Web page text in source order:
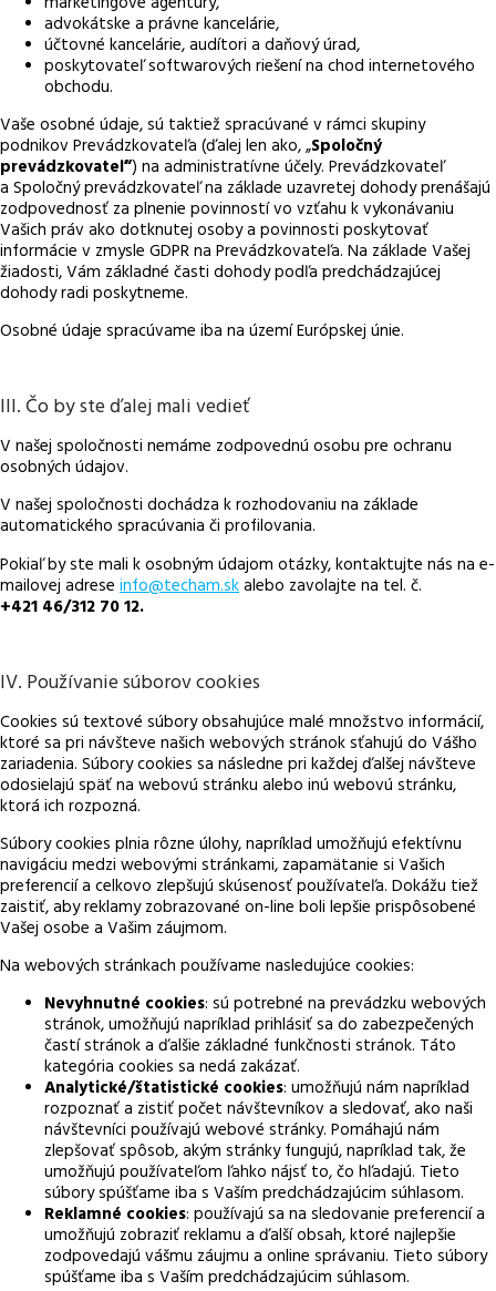
advokátske a právne kancelárie,
účtovné kancelárie, audítori a daňový úrad,
poskytovateľ softwarových riešení na chod internetového
obchodu.
Vaše osobné údaje, sú taktiež spracúvané v rámci skupiny
podnikov Prevádzkovateľa (ďalej len ako, „Spoločný
prevádzkovateľ“) na administratívne účely. Prevádzkovateľ
a Spoločný prevádzkovateľ na základe uzavretej dohody prenášajú
zodpovednosť za plnenie povinností vo vzťahu k vykonávaniu
Vašich práv ako dotknutej osoby a povinnosti poskytovať
informácie v zmysle GDPR na Prevádzkovateľa. Na základe Vašej
žiadosti, Vám základné časti dohody podľa predchádzajúcej
dohody radi poskytneme.
Osobné údaje spracúvame iba na území Európskej únie.
III. Čo by ste ďalej mali vedieť
V našej spoločnosti nemáme zodpovednú osobu pre ochranu
osobných údajov.
V našej spoločnosti dochádza k rozhodovaniu na základe
automatického spracúvania či profilovania.
Pokiaľ by ste mali k osobným údajom otázky, kontaktujte nás na e-
mailovej adrese info@techam.skalebo zavolajte na tel. č.
+421 46/312 70 12.
IV. Používanie súborov cookies
Cookies sú textové súbory obsahujúce malé množstvo informácií,
ktoré sa pri návšteve našich webových stránok sťahujú do Vášho
zariadenia. Súbory cookies sa následne pri každej ďalšej návšteve
odosielajú späť na webovú stránku alebo inú webovú stránku,
ktorá ich rozpozná.
Súbory cookies plnia rôzne úlohy, napríklad umožňujú efektívnu
navigáciu medzi webovými stránkami, zapamätanie si Vašich
preferencií a celkovo zlepšujú skúsenosť používateľa. Dokážu tiež
zaistiť, aby reklamy zobrazované on-line boli lepšie prispôsobené
Vašej osobe a Vašim záujmom.
Na webových stránkach používame nasledujúce cookies:
Nevyhnutné cookies: sú potrebné na prevádzku webových
stránok, umožňujú napríklad prihlásiť sa do zabezpečených
častí stránok a ďalšie základné funkčnosti stránok. Táto
kategória cookies sa nedá zakázať.
Analytické/štatistické cookies: umožňujú nám napríklad
rozpoznať a zistiť počet návštevníkov a sledovať, ako naši
návštevníci používajú webové stránky. Pomáhajú nám
zlepšovať spôsob, akým stránky fungujú, napríklad tak, že
umožňujú používateľom ľahko nájsť to, čo hľadajú. Tieto
súbory spúšťame iba s Vaším predchádzajúcim súhlasom.
Reklamné cookies: používajú sa na sledovanie preferencií a
umožňujú zobraziť reklamu a ďalší obsah, ktoré najlepšie
zodpovedajú vášmu záujmu a online správaniu. Tieto súbory
spúšťame iba s Vaším predchádzajúcim súhlasom.